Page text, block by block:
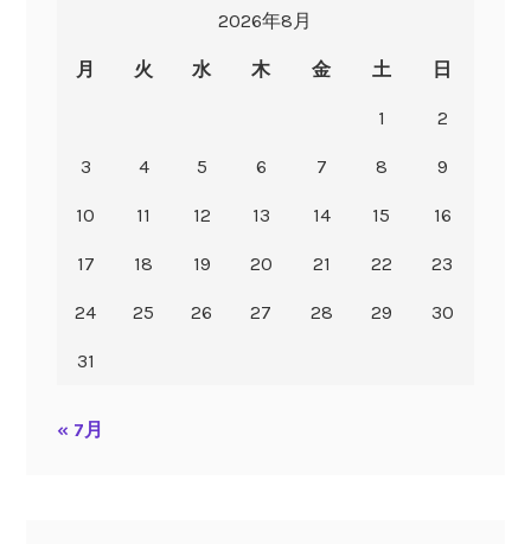
2026年8月
月 火 水 木 金 土 日
1 2
3 4 5 6 7 8 9
10 11 12 13 14 15 16
17 18 19 20 21 22 23
24 25 26 27 28 29 30
31
« 7月